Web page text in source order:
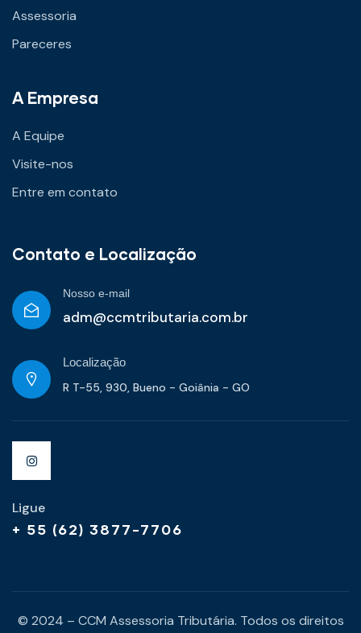
Assessoria
Pareceres
A Empresa
A Equipe
Visite-nos
Entre em contato
Contato e Localização
Nosso e-mail
adm@ccmtributaria.com.br
Localização
R T-55, 930, Bueno - Goiânia - GO
Ligue
+ 55 (62) 3877-7706
© 2024 – CCM Assessoria Tributária. Todos os direitos